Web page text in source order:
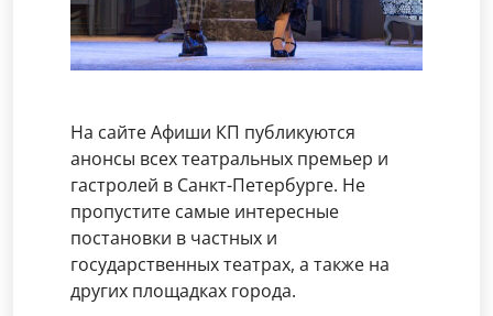
На сайте Афиши КП публикуются
анонсы всех театральных премьер и
гастролей в Санкт-Петербурге. Не
пропустите самые интересные
постановки в частных и
государственных театрах, а также на
других площадках города.